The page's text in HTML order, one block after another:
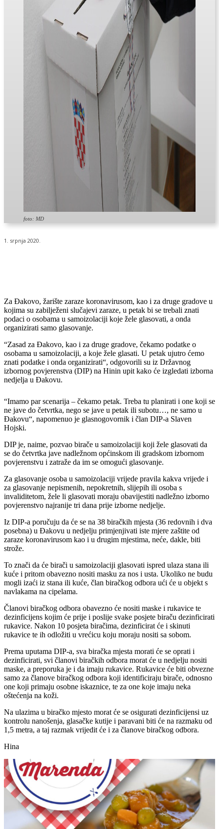
foto: MD
1. srpnja 2020.
Za Đakovo, žarište zaraze koronavirusom, kao i za druge gradove u
kojima su zabilježeni slučajevi zaraze, u petak bi se trebali znati
podaci o osobama u samoizolaciji koje žele glasovati, a onda
organizirati samo glasovanje.
“Zasad za Đakovo, kao i za druge gradove, čekamo podatke o
osobama u samoizolaciji, a koje žele glasati. U petak ujutro ćemo
znati podatke i onda organizirati“, odgovorili su iz Državnog
izbornog povjerenstva (DIP) na Hinin upit kako će izgledati izborna
nedjelja u Đakovu.
“Imamo par scenarija – čekamo petak. Treba tu planirati i one koji se
ne jave do četvrtka, nego se jave u petak ili subotu…, ne samo u
Đakovu“, napomenuo je glasnogovornik i član DIP-a Slaven
Hojski.
DIP je, naime, pozvao birače u samoizolaciji koji žele glasovati da
se do četvrtka jave nadležnom općinskom ili gradskom izbornom
povjerenstvu i zatraže da im se omogući glasovanje.
Za glasovanje osoba u samoizolaciji vrijede pravila kakva vrijede i
za glasovanje nepismenih, nepokretnih, slijepih ili osoba s
invaliditetom, žele li glasovati moraju obavijestiti nadležno izborno
povjerenstvo najranije tri dana prije izborne nedjelje.
Iz DIP-a poručuju da će se na 38 biračkih mjesta (36 redovnih i dva
posebna) u Đakovu u nedjelju primjenjivati iste mjere zaštite od
zaraze koronavirusom kao i u drugim mjestima, neće, dakle, biti
strože.
To znači da će birači u samoizolaciji glasovati ispred ulaza stana ili
kuće i pritom obavezno nositi masku za nos i usta. Ukoliko ne budu
mogli izaći iz stana ili kuće, član biračkog odbora ući će u objekt s
navlakama na cipelama.
Članovi biračkog odbora obavezno će nositi maske i rukavice te
dezinficijens kojim će prije i poslije svake posjete biraču dezinficirati
rukavice. Nakon 10 posjeta biračima, dezinficirat će i skinuti
rukavice te ih odložiti u vrećicu koju moraju nositi sa sobom.
Prema uputama DIP-a, sva biračka mjesta morati će se oprati i
dezinficirati, svi članovi biračkih odbora morat će u nedjelju nositi
maske, a preporuka je i da imaju rukavice. Rukavice će biti obvezne
samo za članove biračkog odbora koji identificiraju birače, odnosno
one koji primaju osobne iskaznice, te za one koje imaju neka
oštećenja na koži.
Na ulazima u biračko mjesto morat će se osigurati dezinficijensi uz
kontrolu nanošenja, glasačke kutije i paravani biti će na razmaku od
1,5 metra, a taj razmak vrijedit će i za članove biračkog odbora.
Hina